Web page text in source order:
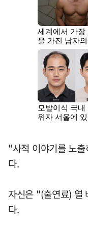
"사적 이야기를 노
다.
자신은 "(출연료) 열
다.